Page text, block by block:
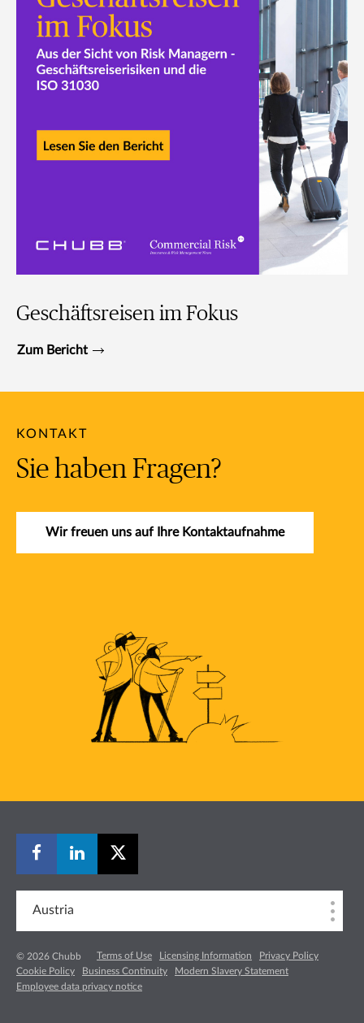
Geschäftsreisen im Fokus
Zum Bericht
KONTAKT
Sie haben Fragen?
Wir freuen uns auf Ihre Kontaktaufnahme
Austria
© 2026 Chubb Terms of Use Licensing Information
Privacy Policy
Cookie Policy
Business Continuity
Modern Slavery Statement
Employee data privacy notice